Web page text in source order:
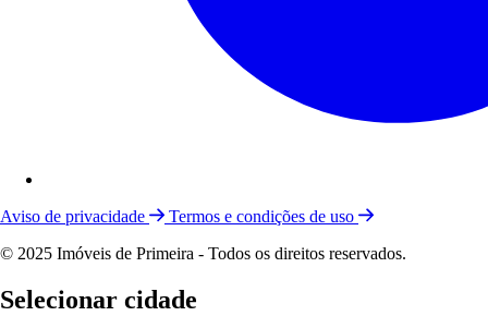
Aviso de privacidade
Termos e condições de uso
© 2025 Imóveis de Primeira - Todos os direitos reservados.
Selecionar cidade